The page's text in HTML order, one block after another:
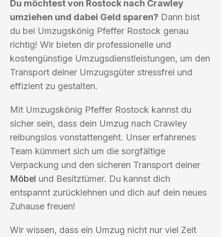
Du möchtest von Rostock nach Crawley
umziehen und dabei Geld sparen? Dann bist
du bei Umzugskönig Pfeffer Rostock genau
richtig! Wir bieten dir professionelle und
kostengünstige Umzugsdienstleistungen, um den
Transport deiner Umzugsgüter stressfrei und
effizient zu gestalten.
Mit Umzugskönig Pfeffer Rostock kannst du
sicher sein, dass dein Umzug nach Crawley
reibungslos vonstattengeht. Unser erfahrenes
Team kümmert sich um die sorgfältige
Verpackung und den sicheren Transport deiner
Möbel und Besitztümer. Du kannst dich
entspannt zurücklehnen und dich auf dein neues
Zuhause freuen!
Wir wissen, dass ein Umzug nicht nur viel Zeit